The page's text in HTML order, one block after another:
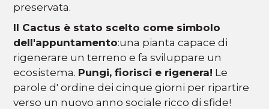
preservata.
Il Cactus è stato scelto come simbolo
dell'appuntamento:una pianta capace di
rigenerare un terreno e fa sviluppare un
ecosistema. Pungi, fiorisci e rigenera! Le
parole d' ordine dei cinque giorni per ripartire
verso un nuovo anno sociale ricco di sfide!